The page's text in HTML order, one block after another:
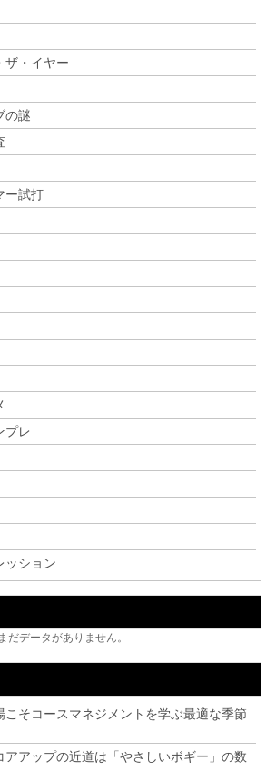
ザ・イヤー
の謎
ー試打
プレ
ッション
まだデータがありません。
コースマネジメントを学ぶ最適な季節
ップの近道は「やさしいボギー」の数